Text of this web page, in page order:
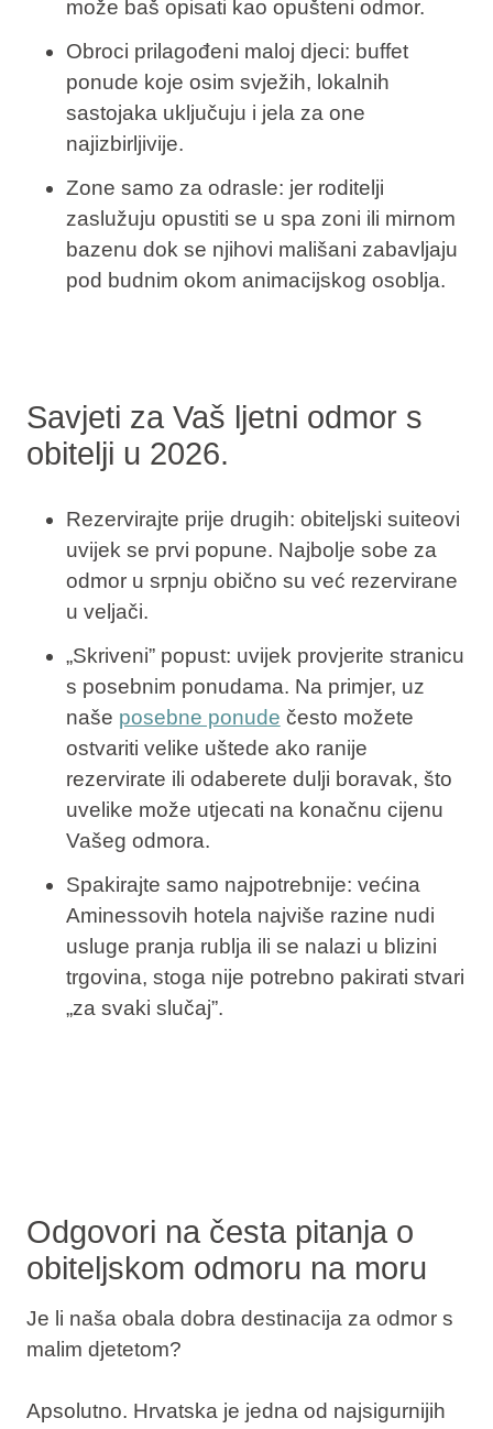
može baš opisati kao opušteni odmor.
Obroci prilagođeni maloj djeci: buffet
ponude koje osim svježih, lokalnih
sastojaka uključuju i jela za one
najizbirljivije.
Zone samo za odrasle: jer roditelji
zaslužuju opustiti se u spa zoni ili mirnom
bazenu dok se njihovi mališani zabavljaju
pod budnim okom animacijskog osoblja.
Savjeti za Vaš ljetni odmor s
obitelji u 2026.
Rezervirajte prije drugih: obiteljski suiteovi
uvijek se prvi popune. Najbolje sobe za
odmor u srpnju obično su već rezervirane
u veljači.
„Skriveni” popust: uvijek provjerite stranicu
s posebnim ponudama. Na primjer, uz
naše posebne ponude često možete
ostvariti velike uštede ako ranije
rezervirate ili odaberete dulji boravak, što
uvelike može utjecati na konačnu cijenu
Vašeg odmora.
Spakirajte samo najpotrebnije: većina
Aminessovih hotela najviše razine nudi
usluge pranja rublja ili se nalazi u blizini
trgovina, stoga nije potrebno pakirati stvari
„za svaki slučaj”.
Odgovori na česta pitanja o
obiteljskom odmoru na moru
Je li naša obala dobra destinacija za odmor s
malim djetetom?
Apsolutno. Hrvatska je jedna od najsigurnijih